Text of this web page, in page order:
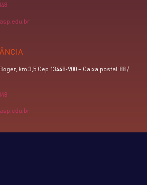
km 3,5 Cep 13448-900 – Caixa postal 88 /